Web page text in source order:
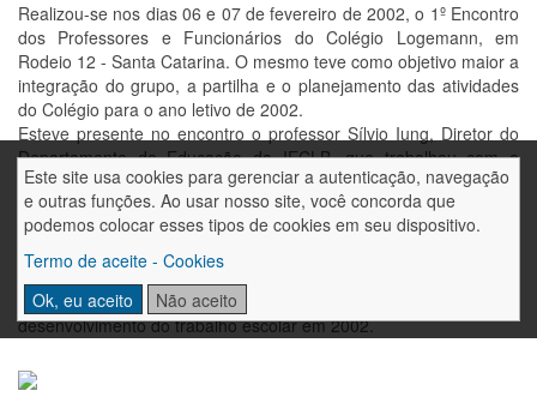
Este site usa cookies para gerenciar a autenticação, navegação
e outras funções. Ao usar nosso site, você concorda que
podemos colocar esses tipos de cookies em seu dispositivo.
Termo de aceite - Cookies
Ok, eu aceito
Não aceito
Realizou-se nos dias 06 e 07 de fevereiro de 2002, o 1º Encontro
dos Professores e Funcionários do Colégio Logemann, em
Rodeio 12 - Santa Catarina. O mesmo teve como objetivo maior a
integração do grupo, a partilha e o planejamento das atividades
do Colégio para o ano letivo de 2002.
Esteve presente no encontro o professor Sílvio Iung, Diretor do
Departamento de Educação da IECLB, que trabalhou com o
grupo sobre a Filosofia da Rede Sinodal, a Identidade Luterana e
o testemunho ético e cristão com a Educação.
A equipe de profissionais do Colégio mostrou-se motivada e
receptiva às inovações, à troca e à afetividade. Ao final do
pactuados os compromissos assumidos pelo grupo para o
desenvolvimento do trabalho escolar em 2002.